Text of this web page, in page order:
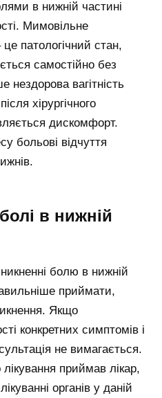
в нижній частині
Мимовільне
це патологічний стан,
самостійно без
нездорова вагітність
хірургічного
дискомфорт.
больові відчуття
в нижній
болю в нижній
приймати,
Якщо
конкретних симптомів і
не вимагається.
приймав лікар,
органів у даній